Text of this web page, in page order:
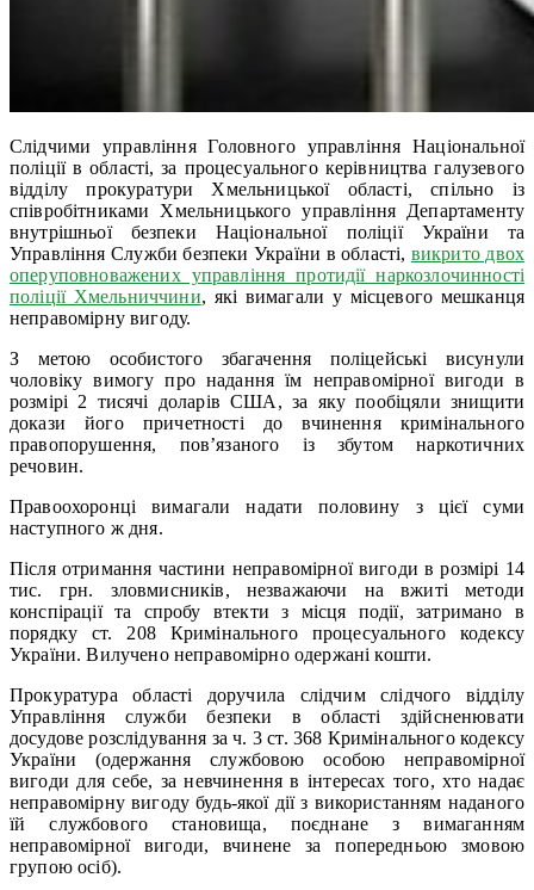
Слідчими управління Головного управління Національної
поліції в області, за процесуального керівництва галузевого
відділу прокуратури Хмельницької області, спільно із
співробітниками Хмельницького управління Департаменту
внутрішньої безпеки Національної поліції України та
Управління Служби безпеки України в області, викрито двох
оперуповноважених управління протидії наркозлочинності
поліції Хмельниччини, які вимагали у місцевого мешканця
неправомірну вигоду.
З метою особистого збагачення поліцейські висунули
чоловіку вимогу про надання їм неправомірної вигоди в
розмірі 2 тисячі доларів США, за яку пообіцяли знищити
докази його причетності до вчинення кримінального
правопорушення, пов’язаного із збутом наркотичних
речовин.
Правоохоронці вимагали надати половину з цієї суми
наступного ж дня.
Після отримання частини неправомірної вигоди в розмірі 14
тис. грн. зловмисників, незважаючи на вжиті методи
конспірації та спробу втекти з місця події, затримано в
порядку ст. 208 Кримінального процесуального кодексу
України. Вилучено неправомірно одержані кошти.
Прокуратура області доручила слідчим слідчого відділу
Управління служби безпеки в області здійсненювати
досудове розслідування за ч. 3 ст. 368 Кримінального кодексу
України (одержання службовою особою неправомірної
вигоди для себе, за невчинення в інтересах того, хто надає
неправомірну вигоду будь-якої дії з використанням наданого
їй службового становища, поєднане з вимаганням
неправомірної вигоди, вчинене за попередньою змовою
групою осіб).